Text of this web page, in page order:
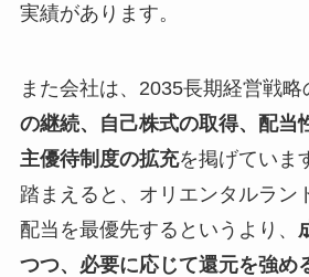
実績があります。
また会社は、2035長期経営戦略
の継続、自己株式の取得、配当
主優待制度の拡充を掲げていま
踏まえると、オリエンタルラン
配当を最優先するというより、
つつ、必要に応じて還元を強め